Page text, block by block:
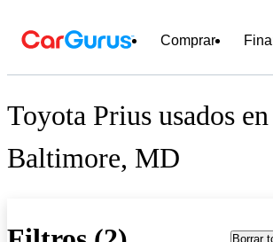
Comprar
Toyota Prius usados
Baltimore, MD
Borrar